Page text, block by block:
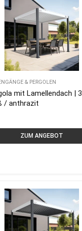
& PERGOLEN
mit Lamellendach | 3
/ anthrazit
ZUM ANGEBOT